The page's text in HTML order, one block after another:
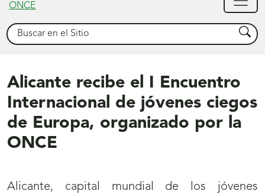
Buscar Buscar
Alicante recibe el I Encuentro
Internacional de jóvenes ciegos
de Europa, organizado por la
ONCE
Alicante, capital mundial de los jóvenes